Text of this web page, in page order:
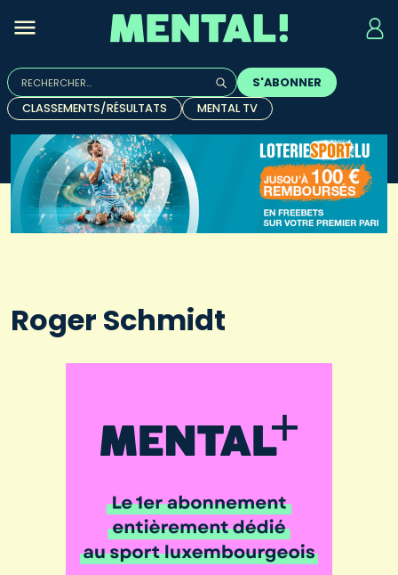
Rechercher :
Quand les résultats de l'auto-complétion sont
S'ABONNER
CLASSEMENTS/RÉSULTATS
MENTAL TV
Roger Schmidt